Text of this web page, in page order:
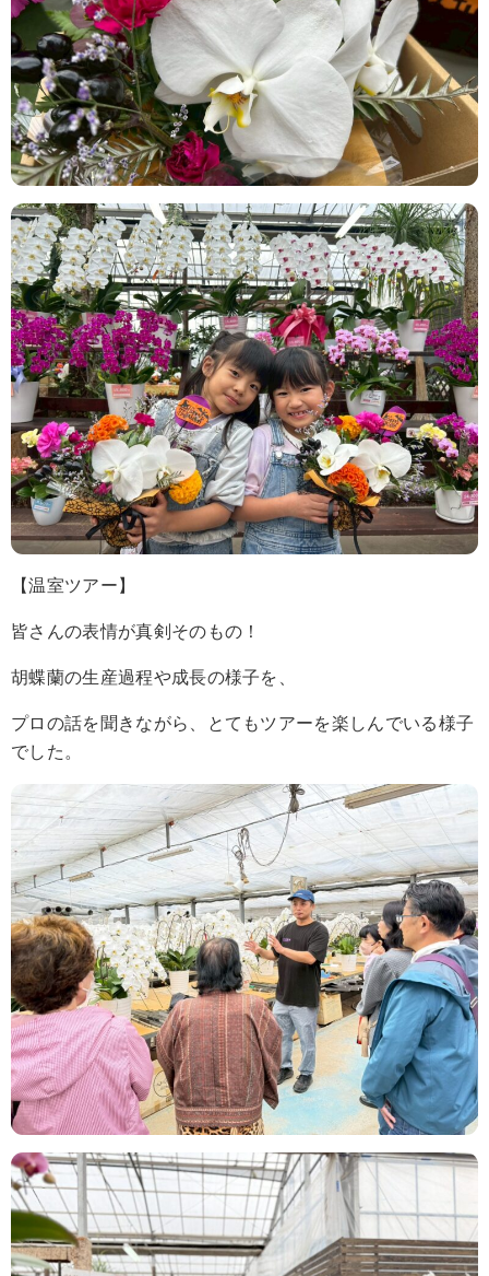
【温室ツアー】
皆さんの表情が真剣そのもの！
胡蝶蘭の生産過程や成長の様子を、
プロの話を聞きながら、とてもツアーを楽しんでいる様子
でした。